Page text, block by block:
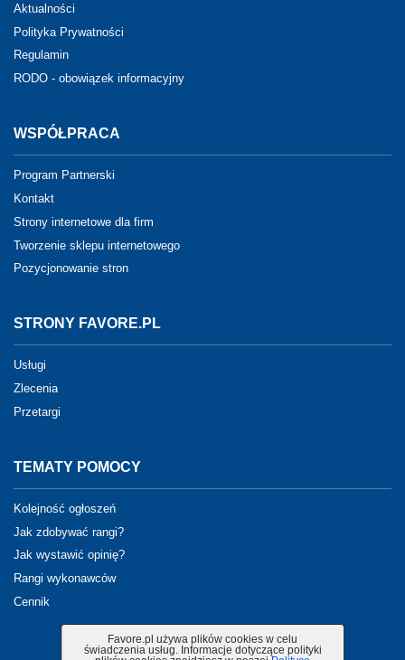
Favore.pl używa plików cookies w celu
świadczenia usług. Informacje dotyczące polityki
Aktualności
Polityka Prywatności
Regulamin
RODO - obowiązek informacyjny
WSPÓŁPRACA
Program Partnerski
Kontakt
Strony internetowe dla firm
Tworzenie sklepu internetowego
Pozycjonowanie stron
STRONY FAVORE.PL
Usługi
Zlecenia
Przetargi
TEMATY POMOCY
Kolejność ogłoszeń
Jak zdobywać rangi?
Jak wystawić opinię?
Rangi wykonawców
Cennik